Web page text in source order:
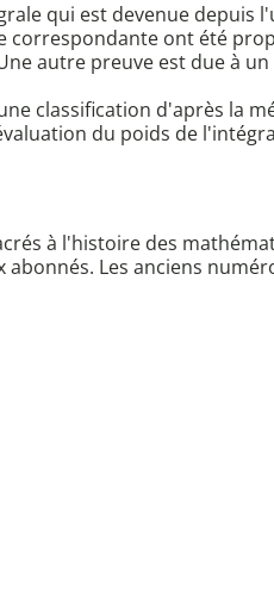
qui est devenue depuis
correspondante ont été
autre preuve est due à
classification d'après la
du poids de
à l'histoire des
Les anciens